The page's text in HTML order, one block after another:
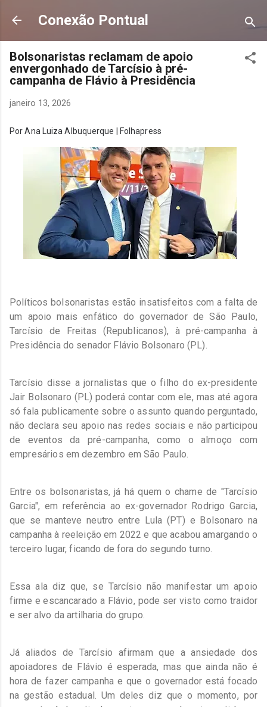
Pular para o conteúdo principal
Conexão Pontual
Bolsonaristas reclamam de apoio
envergonhado de Tarcísio à pré-
campanha de Flávio à Presidência
janeiro 13, 2026
PorAna Luiza Albuquerque | Folhapress
Políticos bolsonaristas estão insatisfeitos com a falta de
um apoio mais enfático do governador de São Paulo,
Tarcísio de Freitas (Republicanos), à pré-campanha à
Presidência do senador Flávio Bolsonaro (PL).
Tarcísio disse a jornalistas que o filho do ex-presidente
Jair Bolsonaro (PL) poderá contar com ele, mas até agora
só fala publicamente sobre o assunto quando perguntado,
não declara seu apoio nas redes sociais e não participou
de eventos da pré-campanha, como o almoço com
empresários em dezembro em São Paulo.
Entre os bolsonaristas, já há quem o chame de "Tarcísio
Garcia", em referência ao ex-governador Rodrigo Garcia,
que se manteve neutro entre Lula (PT) e Bolsonaro na
campanha à reeleição em 2022 e que acabou amargando o
terceiro lugar, ficando de fora do segundo turno.
Essa ala diz que, se Tarcísio não manifestar um apoio
firme e escancarado a Flávio, pode ser visto como traidor
e ser alvo da artilharia do grupo.
Já aliados de Tarcísio afirmam que a ansiedade dos
apoiadores de Flávio é esperada, mas que ainda não é
hora de fazer campanha e que o governador está focado
na gestão estadual. Um deles diz que o momento, por